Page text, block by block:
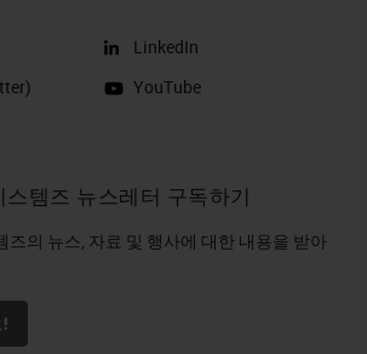
LinkedIn
YouTube
템즈 뉴스레터 구독하기
즈의 뉴스, 자료 및 행사에 대한 내용을 받아